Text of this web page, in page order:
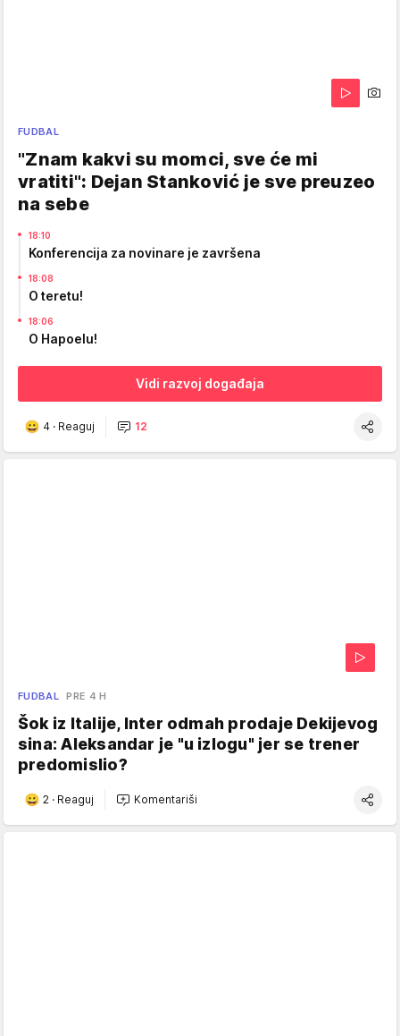
FUDBAL
"Znam kakvi su momci, sve će mi
vratiti": Dejan Stanković je sve preuzeo
na sebe
18:10
Konferencija za novinare je završena
18:08
O teretu!
18:06
O Hapoelu!
Vidi razvoj događaja
4 · Reaguj 12
FUDBAL PRE 4 H
Šok iz Italije, Inter odmah prodaje Dekijevog
sina: Aleksandar je "u izlogu" jer se trener
predomislio?
2 · Reaguj Komentariši